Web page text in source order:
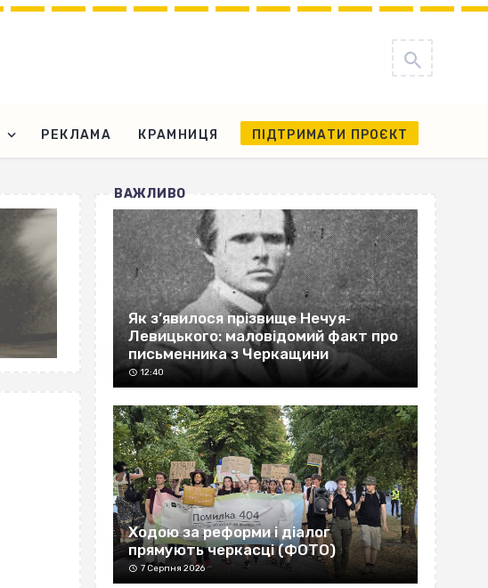
РЕКЛАМА КРАМНИЦЯ ПІДТРИМАТИ ПРОЄКТ
ВАЖЛИВО
Як з’явилося прізвище Нечуя‐
Левицького: маловідомий факт про
письменника з Черкащини
12:40
Ходою за реформи і діалог
прямують черкасці (ФОТО)
7 Серпня 2026